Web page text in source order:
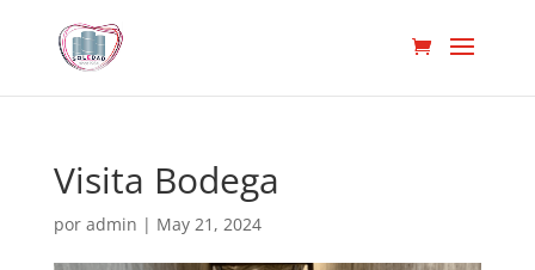
Visita Bodega
por admin | May 21, 2024